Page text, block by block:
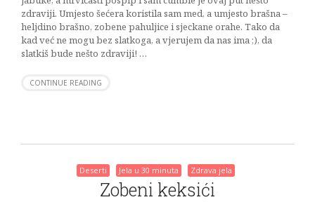
zdraviji. Umjesto šećera koristila sam med, a umjesto brašna –
heljdino brašno, zobene pahuljice i sjeckane orahe. Tako da
kad već ne mogu bez slatkoga, a vjerujem da nas ima ;), da
slatkiš bude nešto zdraviji! …
CONTINUE READING
Deserti Jela u 30 minuta Zdrava jela
Zobeni keksići